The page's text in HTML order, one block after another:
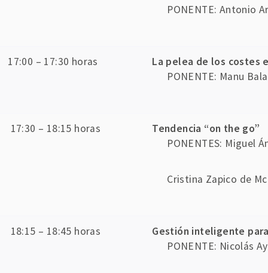
PONENTE: Antonio
17:00 – 17:30 horas
La pelea de los costes
PONENTE: Manu
17:30 – 18:15 horas
Tendencia “on the go”
PONENTES: Miguel
Cristina Zapico de
18:15 – 18:45 horas
Gestión inteligente
PONENTE: Nicolás